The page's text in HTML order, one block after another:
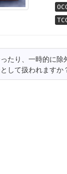
たり、一時的に除
して扱われますか